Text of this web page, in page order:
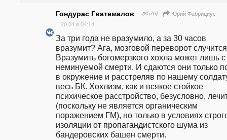
Гондурас Гватемалов — (8576)
Юрий Фабрициус
20.04 в 04:14
За три года не вразумило, а за 30 часов
вразумит? Ага, мозговой переворот
Вразумить богомерзкого хохла может лишь
неминуемой смерти. И сдаются они только
в окружение и расстреляв по нашему
весь БК. Хохлизм, как и всякое стойкое
психическое расстройство, безусловно,
(поскольку не является органическим
поражением ГМ), но только в условиях
изоляции от пропагандистского шума из
бандеровских башен смерти.